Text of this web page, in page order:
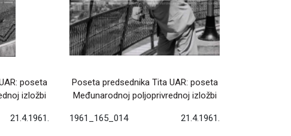
poseta
izložbi
21.4.1961.
Poseta predsednika Tita UAR: poseta
Međunarodnoj poljoprivrednoj izložbi
1961_165_014 21.4.1961.